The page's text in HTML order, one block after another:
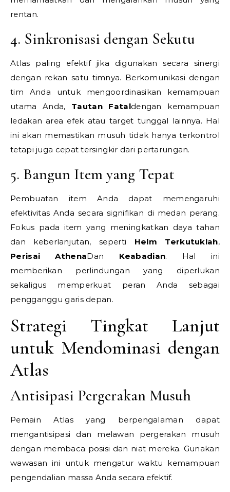
rentan.
4. Sinkronisasi dengan Sekutu
Atlas paling efektif jika digunakan secara sinergi
dengan rekan satu timnya. Berkomunikasi dengan
tim Anda untuk mengoordinasikan kemampuan
utama Anda, Tautan Fataldengan kemampuan
ledakan area efek atau target tunggal lainnya. Hal
ini akan memastikan musuh tidak hanya terkontrol
tetapi juga cepat tersingkir dari pertarungan.
5. Bangun Item yang Tepat
Pembuatan item Anda dapat memengaruhi
efektivitas Anda secara signifikan di medan perang.
Fokus pada item yang meningkatkan daya tahan
dan keberlanjutan, seperti Helm Terkutuklah,
Perisai AthenaDan Keabadian. Hal ini
memberikan perlindungan yang diperlukan
sekaligus memperkuat peran Anda sebagai
pengganggu garis depan.
Strategi Tingkat Lanjut
untuk Mendominasi dengan
Atlas
Antisipasi Pergerakan Musuh
Pemain Atlas yang berpengalaman dapat
mengantisipasi dan melawan pergerakan musuh
dengan membaca posisi dan niat mereka. Gunakan
wawasan ini untuk mengatur waktu kemampuan
pengendalian massa Anda secara efektif.